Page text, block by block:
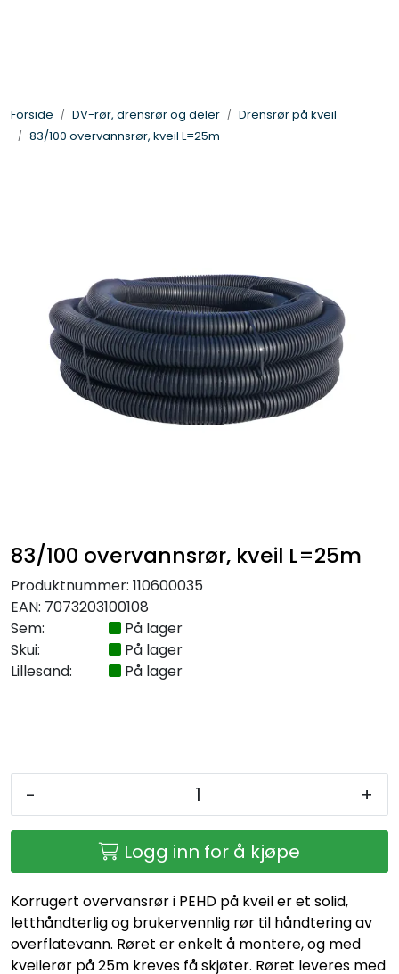
Forside DV-rør, drensrør og deler
Drensrør på kveil
83/100 overvannsrør, kveil L=25m
83/100 overvannsrør, kveil L=25m
Produktnummer: 110600035
EAN: 7073203100108
Sem:
På lager
Skui:
På lager
Lillesand:
På lager
- +
Logg inn for å kjøpe
Korrugert overvansrør i PEHD på kveil er et solid,
letthåndterlig og brukervennlig rør til håndtering av
overflatevann. Røret er enkelt å montere, og med
kveilerør på 25m kreves få skjøter. Røret leveres med
Linjedrenering og fotskraperister
DV-rør, drensrør og deler
Trykkrør - og vannledning
Kabelrør og kabelkummer
Grunnmursplast
Betongkummer og justeringsringer
Verktøy og tilbehør